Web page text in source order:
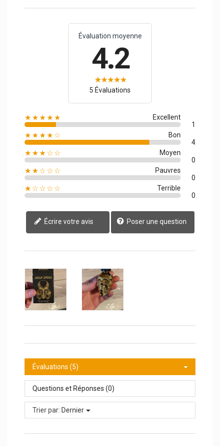
Évaluation moyenne
4.2
5 Évaluations
★★★★★
Excellent
1
★★★★☆
Bon
4
★★★☆☆
Moyen
0
★★☆☆☆
Pauvres
0
★☆☆☆☆
Terrible
0
Écrire votre avis Poser une question
Évaluations (5)
Questions et Réponses (0)
Trier par: Dernier